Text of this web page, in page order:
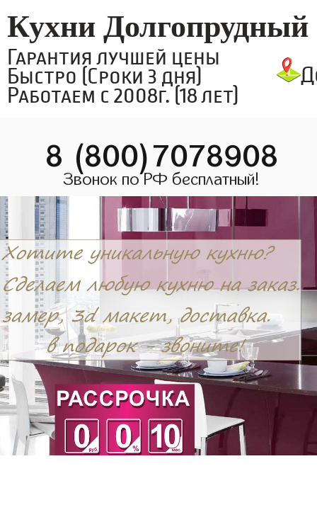
Кухни Долгопрудный
Гарантия лучшей цены
Быстро (Сроки 3 дня)
Работаем с 2008г. (18 лет)
8 (800)7078908
Звонок по РФ бесплатный!